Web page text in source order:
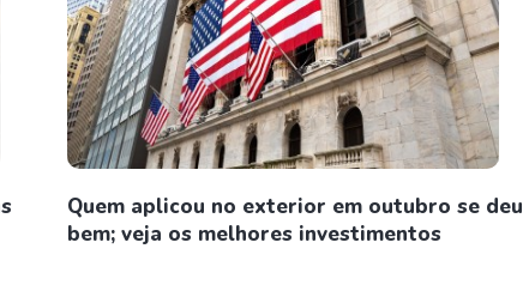
Quem aplicou no exterior em outubro se deu
bem; veja os melhores investimentos